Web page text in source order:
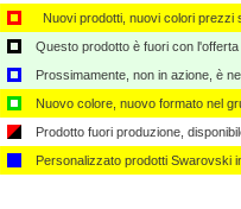
Nuovi prodotti, nuovi colori prezzi
Questo prodotto è fuori con
Prossimamente, non in azione, è
Nuovo colore, nuovo formato nel
Prodotto fuori produzione,
Personalizzato ​​prodotti Swarovski